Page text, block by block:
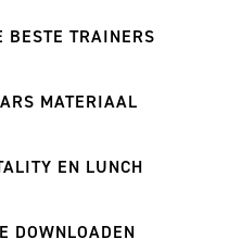
BESTE TRAINERS
MATERIAAL
EN LUNCH
DOWNLOADEN